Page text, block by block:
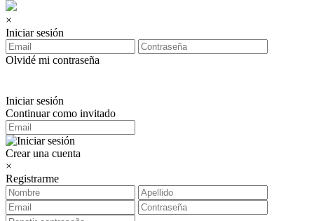
×
Iniciar sesión
Olvidé mi contraseña
Iniciar sesión
Continuar como invitado
Crear una cuenta
×
Registrarme